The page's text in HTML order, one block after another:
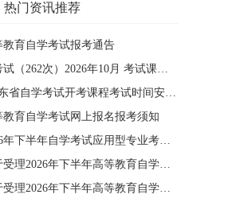
热门资讯推荐
教育自学考试报考通告
四川省高等教育自学考试（262次）2026年10月 考试课程简表
关于公布2027年1月广东省自学考试开考课程考试时间安排和使用教材的通知
教育自学考试网上报名报考须知
关于西南财经大学2026年下半年自学考试应用型专业考籍更改办理的通知
四川省教育考试院关于受理2026年下半年高等教育自学考试省际转考申请的通告
四川省教育考试院关于受理2026年下半年高等教育自学考试考籍更改申请的通告